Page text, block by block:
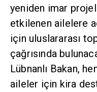
yeniden imar
etkilenen ailelere
için uluslararası
çağrısında
Lübnanlı Bakan,
aileler için kira